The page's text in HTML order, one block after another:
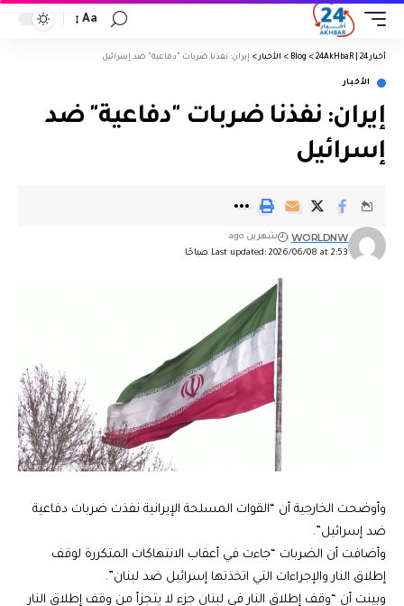
Aa
أخبار 24 | 24AkHbaR >
Blog
> الأخبار > إيران: نفذنا ضربات "دفاعية" ضد إسرائيل
الأخبار
إيران: نفذنا ضربات "دفاعية" ضد
إسرائيل
Last updated: 2026/06/08 at 2:53 صباحًا
WORLDNW شهرين ago
وأوضحت الخارجية أن “القوات المسلحة الإيرانية نفذت ضربات دفاعية
ضد إسرائيل”.
وأضافت أن الضربات “جاءت في أعقاب الانتهاكات المتكررة لوقف
إطلاق النار والإجراءات التي اتخذتها إسرائيل ضد لبنان”.
وبينت أن “وقف إطلاق النار في لبنان جزء لا يتجزأ من وقف إطلاق النار